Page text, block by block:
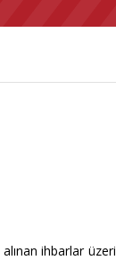
ihbarlar